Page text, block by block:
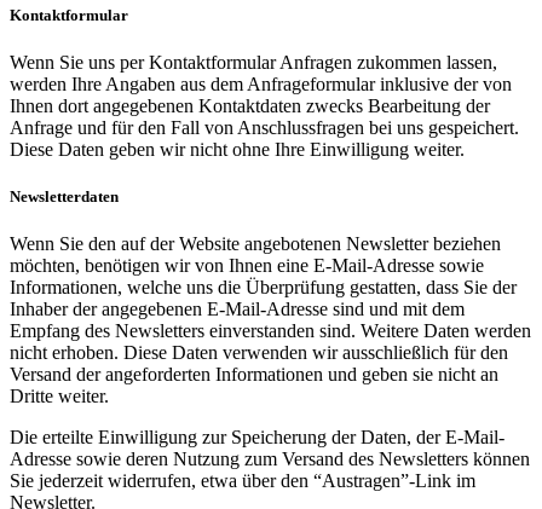
Kontaktformular
Wenn Sie uns per Kontaktformular Anfragen zukommen lassen,
werden Ihre Angaben aus dem Anfrageformular inklusive der von
Ihnen dort angegebenen Kontaktdaten zwecks Bearbeitung der
Anfrage und für den Fall von Anschlussfragen bei uns gespeichert.
Diese Daten geben wir nicht ohne Ihre Einwilligung weiter.
Newsletterdaten
Wenn Sie den auf der Website angebotenen Newsletter beziehen
möchten, benötigen wir von Ihnen eine E-Mail-Adresse sowie
Informationen, welche uns die Überprüfung gestatten, dass Sie der
Inhaber der angegebenen E-Mail-Adresse sind und mit dem
Empfang des Newsletters einverstanden sind. Weitere Daten werden
nicht erhoben. Diese Daten verwenden wir ausschließlich für den
Versand der angeforderten Informationen und geben sie nicht an
Dritte weiter.
Die erteilte Einwilligung zur Speicherung der Daten, der E-Mail-
Adresse sowie deren Nutzung zum Versand des Newsletters können
Sie jederzeit widerrufen, etwa über den “Austragen”-Link im
Newsletter.